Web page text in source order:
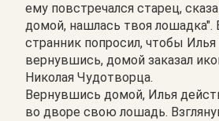
ему повстречался старец,
домой, нашлась твоя
странник попросил, чтобы
вернувшись, домой заказал
Николая Чудотворца.
Вернувшись домой, Илья
во дворе свою лошадь.